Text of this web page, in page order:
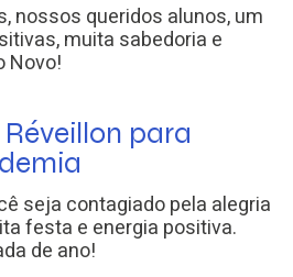
nossos queridos alunos, um
muita sabedoria e
Novo!
para
seja contagiado pela alegria
festa e energia positiva.
de ano!